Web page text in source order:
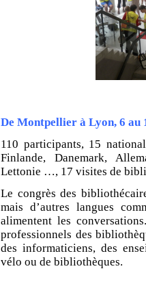
De Montpellier à Lyon, 6 au
110 participants, 15
Finlande, Danemark,
Lettonie …, 17 visites de
Le congrès des
mais d’autres langues
alimentent les
professionnels des
des informaticiens, des
vélo ou de bibliothèques.